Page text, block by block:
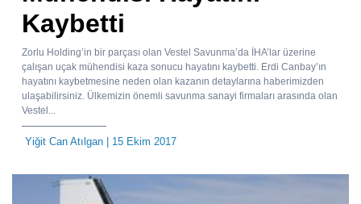
Kaybetti
Zorlu Holding’in bir parçası olan Vestel Savunma’da İHA’lar üzerine
çalışan uçak mühendisi kaza sonucu hayatını kaybetti. Erdi Canbay’ın
hayatını kaybetmesine neden olan kazanın detaylarına haberimizden
ulaşabilirsiniz. Ülkemizin önemli savunma sanayi firmaları arasında olan
Vestel...
Yiğit Can Atılgan | 15 Ekim 2017